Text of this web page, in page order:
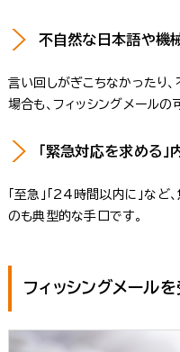
不自然な日本語や機
言い回しがぎこちなかったり
場合も、フィッシングメールの
「緊急対応を求める
「至急」「24時間以内に」な
のも典型的な手口です。
フィッシングメール